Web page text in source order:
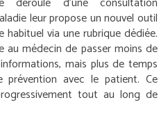
leur propose un nouvel outil
habituel via une rubrique dédiée.
au médecin de passer moins de
mais plus de temps
avec le patient. Ce
tout au long de